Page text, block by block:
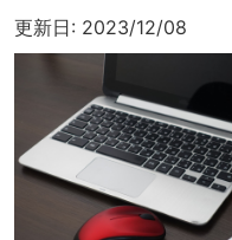
更新日: 2023/12/08